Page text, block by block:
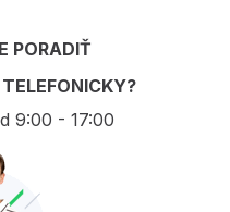
PORADIŤ
9:00 - 17:00